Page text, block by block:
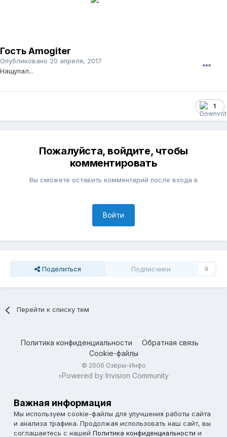
Гость Amogiter
Опубликовано 20 апреля, 2017
Нащупал...
1
Пожалуйста, войдите, чтобы
комментировать
Вы сможете оставить комментарий после входа в
Войти
Поделиться Подписчики 0
Перейти к списку тем
Политика конфиденциальности
Обратная связь
Cookie-файлы
© 2006 Озёры-Инфо
=Powered by Invision Community
Важная информация
Мы используем cookie-файлы для улучшения работы сайта
и анализа трафика. Продолжая использовать наш сайт, вы
соглашаетесь с нашей Политика конфиденциальности и